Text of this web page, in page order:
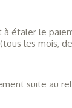
à étaler le
les mois,
suite au